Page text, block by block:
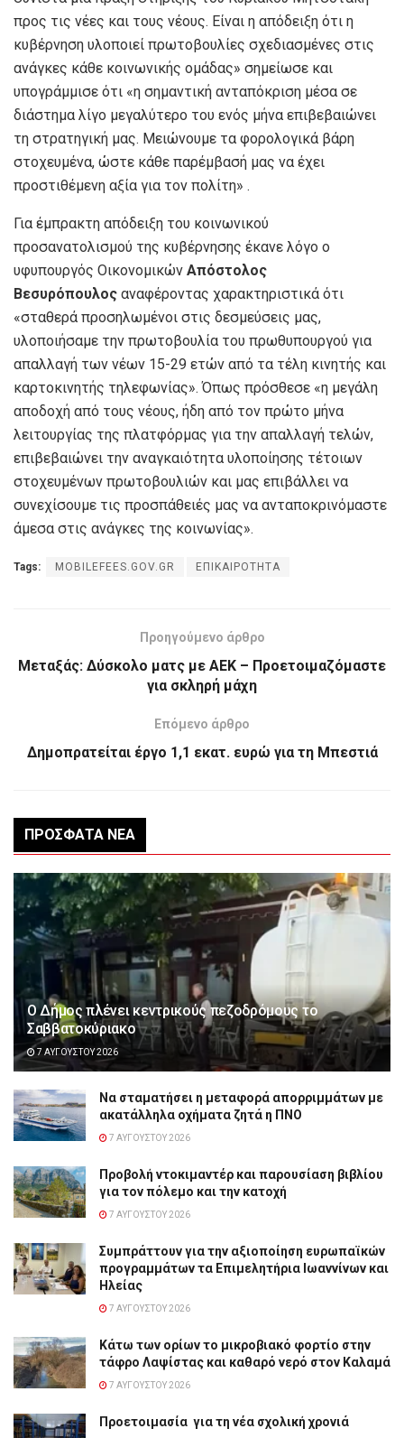
προς τις νέες και τους νέους. Είναι η απόδειξη ότι η
κυβέρνηση υλοποιεί πρωτοβουλίες σχεδιασμένες στις
ανάγκες κάθε κοινωνικής ομάδας» σημείωσε και
υπογράμμισε ότι «η σημαντική ανταπόκριση μέσα σε
διάστημα λίγο μεγαλύτερο του ενός μήνα επιβεβαιώνει
τη στρατηγική μας. Μειώνουμε τα φορολογικά βάρη
στοχευμένα, ώστε κάθε παρέμβασή μας να έχει
προστιθέμενη αξία για τον πολίτη» .
Για έμπρακτη απόδειξη του κοινωνικού
προσανατολισμού της κυβέρνησης έκανε λόγο ο
υφυπουργός Οικονομικών Απόστολος
Βεσυρόπουλος αναφέροντας χαρακτηριστικά ότι
«σταθερά προσηλωμένοι στις δεσμεύσεις μας,
υλοποιήσαμε την πρωτοβουλία του πρωθυπουργού για
απαλλαγή των νέων 15-29 ετών από τα τέλη κινητής και
καρτοκινητής τηλεφωνίας». Όπως πρόσθεσε «η μεγάλη
αποδοχή από τους νέους, ήδη από τον πρώτο μήνα
λειτουργίας της πλατφόρμας για την απαλλαγή τελών,
επιβεβαιώνει την αναγκαιότητα υλοποίησης τέτοιων
στοχευμένων πρωτοβουλιών και μας επιβάλλει να
συνεχίσουμε τις προσπάθειές μας να ανταποκρινόμαστε
άμεσα στις ανάγκες της κοινωνίας».
Tags: MOBILEFEES.GOV.GR ΕΠΙΚΑΙΡΟΤΗΤΑ
Προηγούμενο άρθρο
Μεταξάς: Δύσκολο ματς με ΑΕΚ – Προετοιμαζόμαστε
για σκληρή μάχη
Επόμενο άρθρο
Δημοπρατείται έργο 1,1 εκατ. ευρώ για τη Μπεστιά
ΠΡΌΣΦΑΤΑ ΝΈΑ
Ο Δήμος πλένει κεντρικούς πεζοδρόμους το
Σαββατοκύριακο
7 ΑΥΓΟΎΣΤΟΥ 2026
Να σταματήσει η μεταφορά απορριμμάτων με
ακατάλληλα οχήματα ζητά η ΠΝΟ
7 ΑΥΓΟΎΣΤΟΥ 2026
Προβολή ντοκιμαντέρ και παρουσίαση βιβλίου
για τον πόλεμο και την κατοχή
7 ΑΥΓΟΎΣΤΟΥ 2026
Συμπράττουν για την αξιοποίηση ευρωπαϊκών
προγραμμάτων τα Επιμελητήρια Ιωαννίνων και
Ηλείας
7 ΑΥΓΟΎΣΤΟΥ 2026
Κάτω των ορίων το μικροβιακό φορτίο στην
τάφρο Λαψίστας και καθαρό νερό στον Καλαμά
7 ΑΥΓΟΎΣΤΟΥ 2026
Προετοιμασία για τη νέα σχολική χρονιά